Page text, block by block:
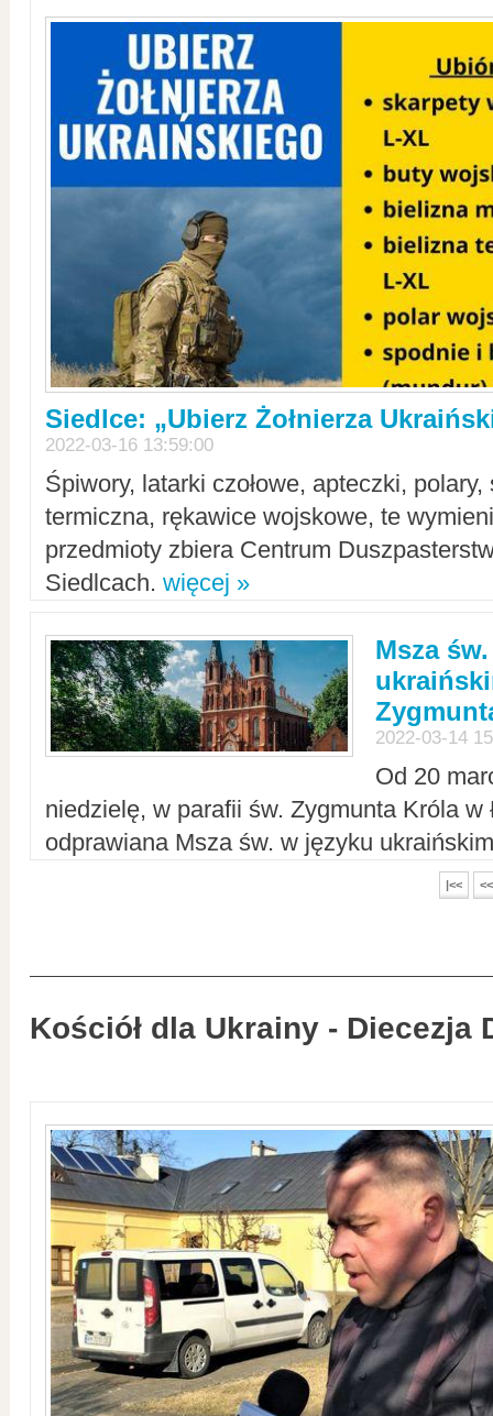
Siedlce: „Ubierz Żołnierza
2022-03-16 13:59:00
Śpiwory, latarki czołowe, apteczki,
termiczna, rękawice wojskowe, te
przedmioty zbiera Centrum
Siedlcach. więcej »
Msza
2022-03-14
Od 20
niedzielę, w parafii św. Zygmunta Króla w
odprawiana Msza św. w języku
|<< <<
Kościół dla Ukrainy - Diecezja